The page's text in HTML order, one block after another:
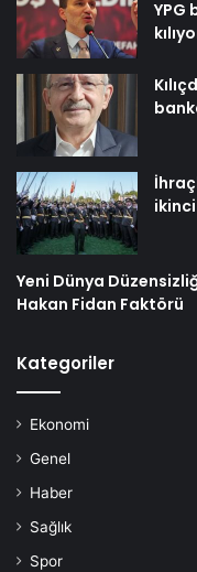
YPG
Yeni Dünya
Hakan Fidan Faktörü
Kategoriler
Ekonomi
Genel
Haber
Sağlık
Spor